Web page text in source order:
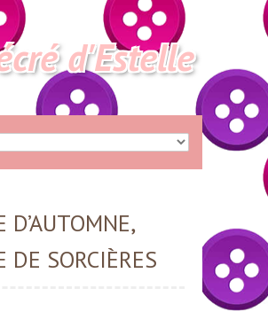
d'Estelle
D’AUTOMNE,
DE SORCIÈRES